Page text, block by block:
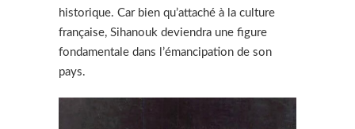
historique. Car bien qu’attaché à la culture
française, Sihanouk deviendra une figure
fondamentale dans l’émancipation de son
pays.